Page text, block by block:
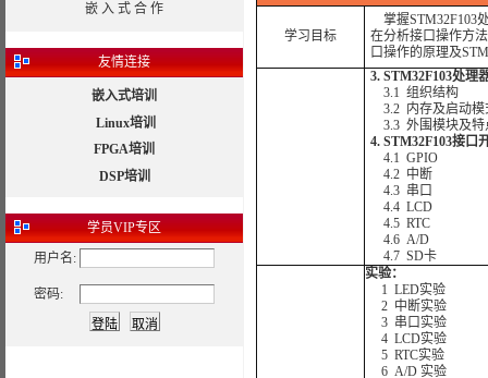
嵌 入 式 合 作
友情连接
嵌入式培训
Linux培训
FPGA培训
DSP培训
学员VIP专区
用户名:
密码:
学习目标
掌握STM32F103
在分析接口操作方
口操作的原理及
3. STM32F103处理
3.1 组织结构
3.2 内存及启动模
3.3 外围模块及特
4. STM32F103接口
4.1 GPIO
4.2 中断
4.3 串口
4.4 LCD
4.5 RTC
4.6 A/D
4.7 SD卡
实验：
1 LED实验
2 中断实验
3 串口实验
4 LCD实验
5 RTC实验
6 A/D 实验